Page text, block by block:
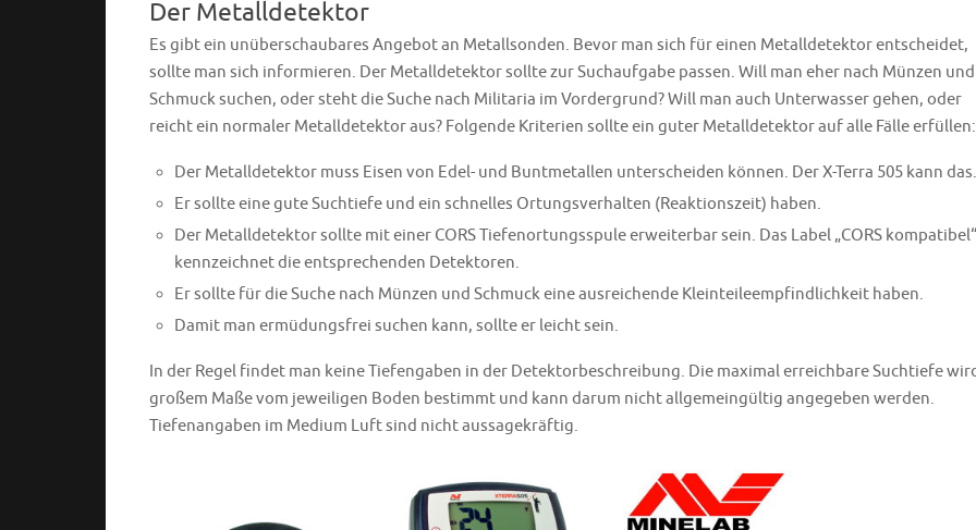
Der Metalldetektor
Es gibt ein unüberschaubares Angebot an Metallsonden. Bevor man sich für einen Metalldetektor entscheidet,
sollte man sich informieren. Der Metalldetektor sollte zur Suchaufgabe passen. Will man eher nach Münzen und
Schmuck suchen, oder steht die Suche nach Militaria im Vordergrund? Will man auch Unterwasser gehen, oder
reicht ein normaler Metalldetektor aus? Folgende Kriterien sollte ein guter Metalldetektor auf alle Fälle erfüllen:
Der Metalldetektor muss Eisen von Edel- und Buntmetallen unterscheiden können. Der X-Terra 505 kann das.
Er sollte eine gute Suchtiefe und ein schnelles Ortungsverhalten (Reaktionszeit) haben.
Der Metalldetektor sollte mit einer CORS Tiefenortungsspule erweiterbar sein. Das Label „CORS kompatibel“
kennzeichnet die entsprechenden Detektoren.
Er sollte für die Suche nach Münzen und Schmuck eine ausreichende Kleinteileempfindlichkeit haben.
Damit man ermüdungsfrei suchen kann, sollte er leicht sein.
In der Regel findet man keine Tiefengaben in der Detektorbeschreibung. Die maximal erreichbare Suchtiefe
großem Maße vom jeweiligen Boden bestimmt und kann darum nicht allgemeingültig angegeben werden.
Tiefenangaben im Medium Luft sind nicht aussagekräftig.